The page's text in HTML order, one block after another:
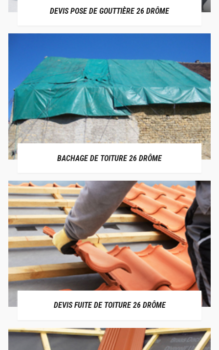
DEVIS POSE DE GOUTTIÈRE 26 DRÔME
BACHAGE DE TOITURE 26 DRÔME
DEVIS FUITE DE TOITURE 26 DRÔME